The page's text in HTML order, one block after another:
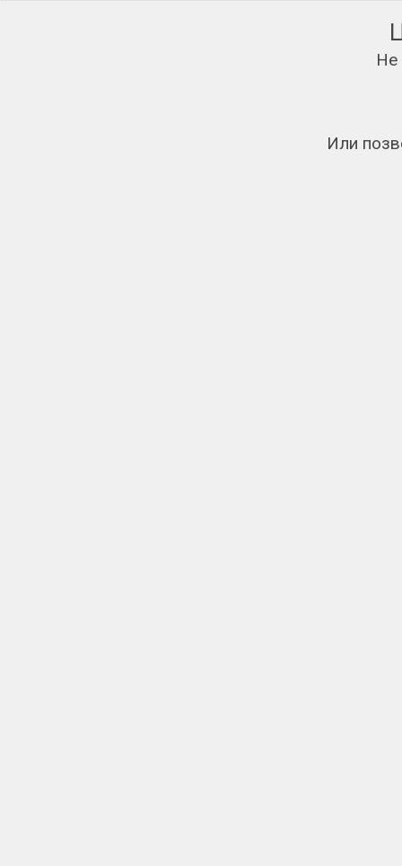
Не
Или